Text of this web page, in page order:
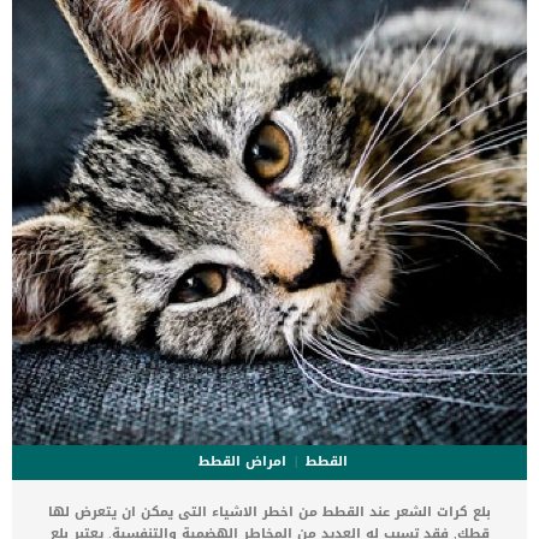
الوفاة. _المرحلة الاولى, تظهر ان الكلب معرض لخطر الإصابة بسرطان
القلب ، ولكن ليس لديه أعراض ولا تغييرات في القلب. _المرحلة
الثانية,يعاني الكلب […]
القطط
امراض القطط
بلع كرات الشعر عند القطط من اخطر الاشياء التى يمكن ان يتعرض لها
قطك, فقد تسبب له العديد من المخاطر الهضمية والتنفسية. يعتبر بلع